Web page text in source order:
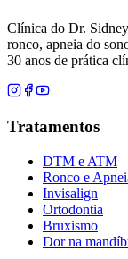
Clínica do Dr.
ronco, apneia do
30 anos de prática
Tratamentos
DTM e ATM
Ronco e
Invisalign
Ortodontia
Bruxismo
Dor na